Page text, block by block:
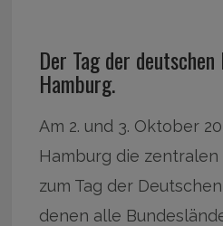
Der Tag der
Hamburg.
Am 2. und 3. Oktober
Hamburg die
zum Tag der
denen alle